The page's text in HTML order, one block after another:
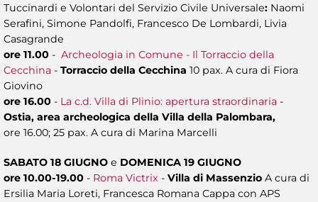
Tuccinardi e Volontari del Servizio Civile Universale: Naomi
Serafini, Simone Pandolfi, Francesco De Lombardi, Livia
Casagrande
ore 11.00 - Archeologia in Comune - Il Torraccio della
Cecchina - Torraccio della Cecchina 10 pax. A cura di Fiora
Giovino
ore 16.00 - La c.d. Villa di Plinio: apertura straordinaria -
Ostia, area archeologica della Villa della Palombara,
ore 16.00; 25 pax. A cura di Marina Marcelli
SABATO 18 GIUGNO e DOMENICA 19 GIUGNO
ore 10.00-19.00 - Roma Victrix - Villa di Massenzio A cura di
Ersilia Maria Loreti, Francesca Romana Cappa con APS